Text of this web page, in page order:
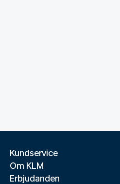
Kundservice
Om KLM
Erbjudanden